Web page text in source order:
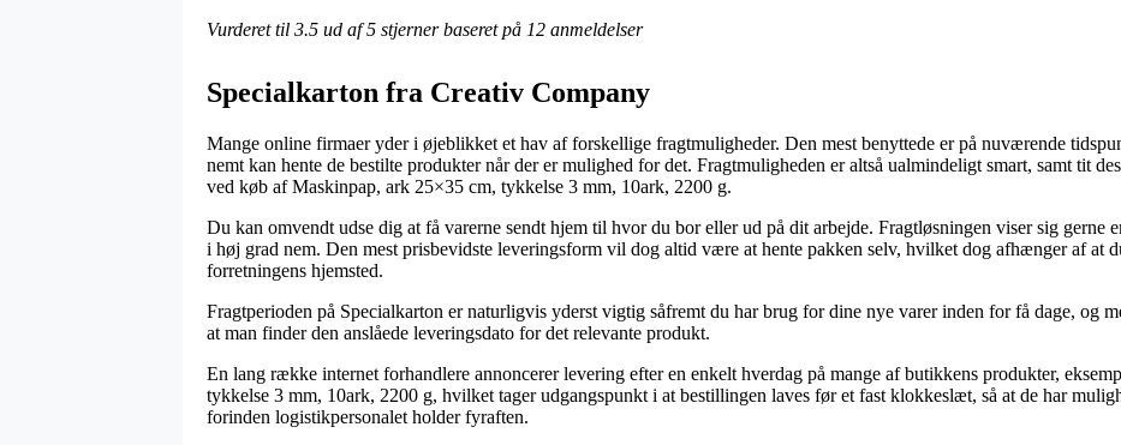
Vurderet til 3.5 ud af 5 stjerner baseret på 12 anmeldelser
Specialkarton fra Creativ Company
Mange online firmaer yder i øjeblikket et hav af forskellige fragtmuligheder. Den mest benyttede er på nuværende
nemt kan hente de bestilte produkter når der er mulighed for det. Fragtmuligheden er altså ualmindeligt smart, samt tit
ved køb af Maskinpap, ark 25×35 cm, tykkelse 3 mm, 10ark, 2200 g.
Du kan omvendt udse dig at få varerne sendt hjem til hvor du bor eller ud på dit arbejde. Fragtløsningen viser sig gerne
i høj grad nem. Den mest prisbevidste leveringsform vil dog altid være at hente pakken selv, hvilket dog afhænger af at
forretningens hjemsted.
Fragtperioden på Specialkarton er naturligvis yderst vigtig såfremt du har brug for dine nye varer inden for få dage, og
at man finder den anslåede leveringsdato for det relevante produkt.
En lang række internet forhandlere annoncerer levering efter en enkelt hverdag på mange af butikkens produkter,
tykkelse 3 mm, 10ark, 2200 g, hvilket tager udgangspunkt i at bestillingen laves før et fast klokkeslæt, så at de har
forinden logistikpersonalet holder fyraften.